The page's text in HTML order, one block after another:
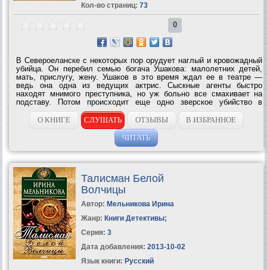
Кол-во страниц: 73
0
В Североеланске с некоторых пор орудует наглый и кровожадный
убийца. Он перебил семью богача Ушакова: малолетних детей,
мать, прислугу, жену. Ушаков в это время ждал ее в театре —
ведь она одна из ведущих актрис. Сыскные агенты быстро
находят мнимого преступника, но уж больно все смахивает на
подставу. Потом происходит еще одно зверское убийство в
гостинице — тоже ведущей актрисы местного театра Каневской и
ее любовника. Что это,...
О КНИГЕ СЛУШАТЬ ОТЗЫВЫ
В ИЗБРАННОЕ
ЧИТАТЬ
Талисман Белой
Волчицы
Автор: Мельникова Ирина
Жанр: Книги Детективы;
Серия: 3
Дата добавления: 2013-10-02
Язык книги: Русский